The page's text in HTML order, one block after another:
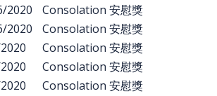
2020
Consolation 安慰獎
2020
Consolation 安慰獎
Consolation 安慰獎
Consolation 安慰獎
Consolation 安慰獎